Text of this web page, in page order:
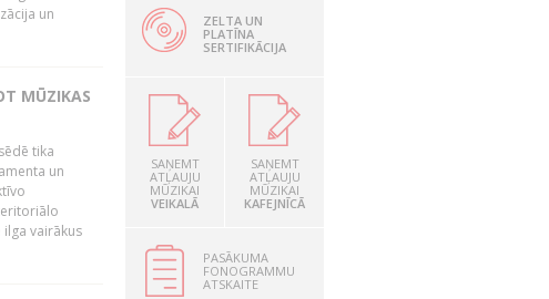
un
MŪZIKAS
tika
un
vairākus
ZELTA UN
PLATĪNA
SERTIFIKĀCIJA
SAŅEMT
ATĻAUJU
MŪZIKAI
VEIKALĀ
SAŅEMT
ATĻAUJU
MŪZIKAI
KAFEJNĪCĀ
PASĀKUMA
FONOGRAMMU
ATSKAITE